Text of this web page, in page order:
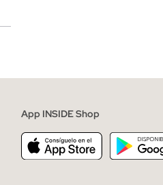
App INSIDE Shop